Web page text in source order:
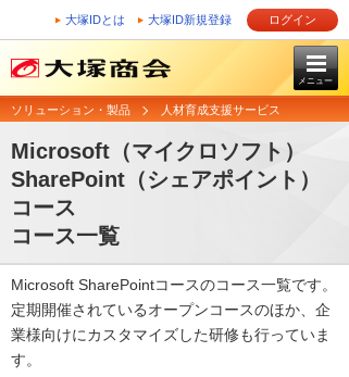
大塚IDとは 大塚ID新規登録 ログイン
メニュー
ソリューション・製品 人材育成支援サービス
Microsoft（マイクロソフト）
SharePoint（シェアポイント）
コース
コース一覧
Microsoft SharePointコースのコース一覧です。
定期開催されているオープンコースのほか、企
業様向けにカスタマイズした研修も行っていま
す。